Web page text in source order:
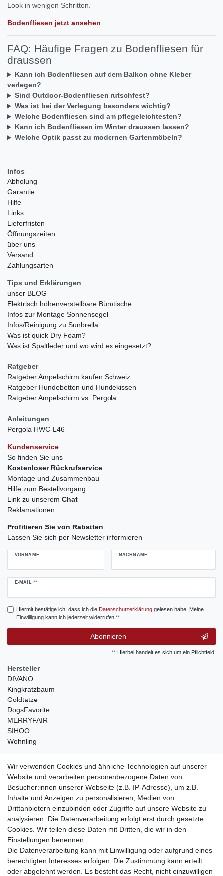
Look in wenigen Schritten.
Bodenfliesen jetzt ansehen
FAQ: Häufige Fragen zu Bodenfliesen für
draussen
Kann ich Bodenfliesen auf dem Balkon ohne Kleber
verlegen?
Sind Outdoor-Bodenfliesen rutschfest?
Was ist bei der Verlegung besonders wichtig?
Welche Bodenfliesen sind am pflegeleichtesten?
Kann ich Bodenfliesen im Winter draussen lassen?
Welche Optik passt zu modernen Gartenmöbeln?
Infos
Abholung
Garantie
Hilfe
Links
Lieferfristen
Öffnungszeiten
über uns
Versand
Zahlungsarten
Tips und Erklärungen
unser BLOG
Elektrisch höhenverstellbare Bürotische
Infos zur Montage Sonnensegel
Infos/Reinigung zu Sunbrella
Was ist quick Dry Foam?
Was ist Spaltleder und wo wird es eingesetzt?
Ratgeber
Ratgeber Ampelschirm kaufen Schweiz
Ratgeber Hundebetten und Hundekissen
Ratgeber Ampelschirm vs. Pergola
Anleitungen
Pergola HWC-L46
Kundenservice
So finden Sie uns
Kostenloser Rückrufservice
Montage und Zusammenbau
Hilfe zum Bestellvorgang
Link zu unserem Chat
Reklamationen
Profitieren Sie von Rabatten
Lassen Sie sich per Newsletter informieren
VORNAME NACHNAME
E-MAIL **
Newsletter
Hiermit bestätige ich, dass ich die Daten­schutz­erklärunggelesen habe. Meine
Einwilligung kann ich jederzeit widerrufen.**
Abonnieren
** Hierbei handelt es sich um ein Pflichtfeld.
Hersteller
DIVANO
Kingkratzbaum
Goldtatze
DogsFavorite
MERRYFAIR
SIHOO
Wohnling
weitere Shops
traumlampen- Lampen und Kronleuchter
kinderwagencenter- Exklusive und günstige Kinderwagen
gastrogeraete24- alles für Gastronomie und Imbiss
soziale Medien
Facebook
sicher einkaufen
Wir verwenden Cookies und ähnliche Technologien auf unserer
Website und verarbeiten personenbezogene Daten von
Besucher:innen unserer Webseite (z.B. IP-Adresse), um z.B.
Inhalte und Anzeigen zu personalisieren, Medien von
Drittanbietern einzubinden oder Zugriffe auf unsere Website zu
analysieren. Die Datenverarbeitung erfolgt erst durch gesetzte
Cookies. Wir teilen diese Daten mit Dritten, die wir in den
Einstellungen benennen.
Die Datenverarbeitung kann mit Einwilligung oder aufgrund eines
berechtigten Interesses erfolgen. Die Zustimmung kann erteilt
oder abgelehnt werden. Es besteht das Recht, nicht einzuwilligen